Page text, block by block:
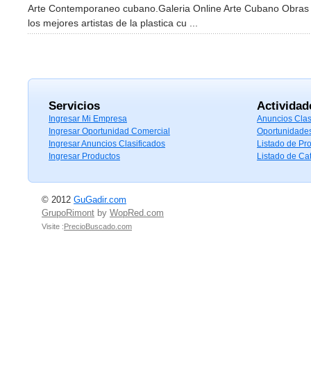
Arte Contemporaneo cubano.Galeria Online Arte Cubano Obras
los mejores artistas de la plastica cu ...
Servicios
Ingresar Mi Empresa
Ingresar Oportunidad Comercial
Ingresar Anuncios Clasificados
Ingresar Productos
Anuncios
Listado de
Listado de
© 2012 GuGadir.com
GrupoRimont by WopRed.com
Visite :PrecioBuscado.com